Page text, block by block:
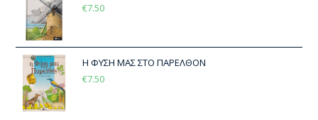
€7.50
Η ΦΥΣΗ ΜΑΣ ΣΤΟ ΠΑΡΕΛΘΟΝ
€7.50